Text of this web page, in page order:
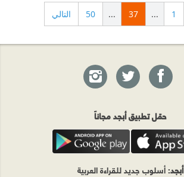
1
...
37
...
50 التالي
حمّل تطبيق أبجد مجاناً
أبجد: أسلوب جديد للقراءة العربية